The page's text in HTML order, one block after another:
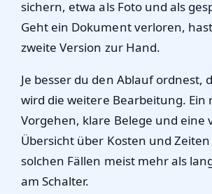
sichern, etwa als Foto und als
Geht ein Dokument verloren,
zweite Version zur Hand.
Je besser du den Ablauf ordnest,
wird die weitere Bearbeitung. Ein
Vorgehen, klare Belege und eine
Übersicht über Kosten und
solchen Fällen meist mehr als
am Schalter.